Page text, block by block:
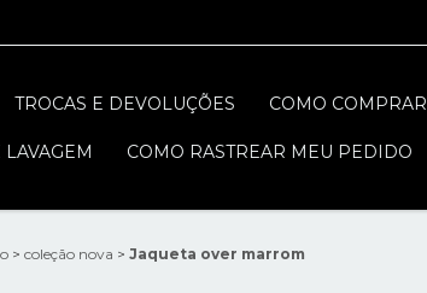
TROCAS E DEVOLUÇÕES COMO COMPRAR
LAVAGEM COMO RASTREAR MEU PEDIDO
> coleção nova > Jaqueta over marrom